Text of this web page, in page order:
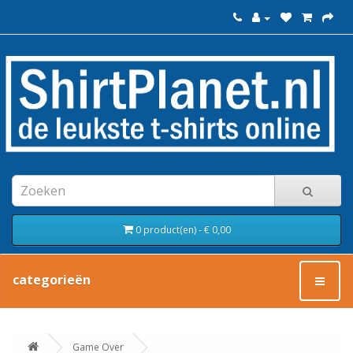
0 product(en) - € 0,00
categorieën
Game Over